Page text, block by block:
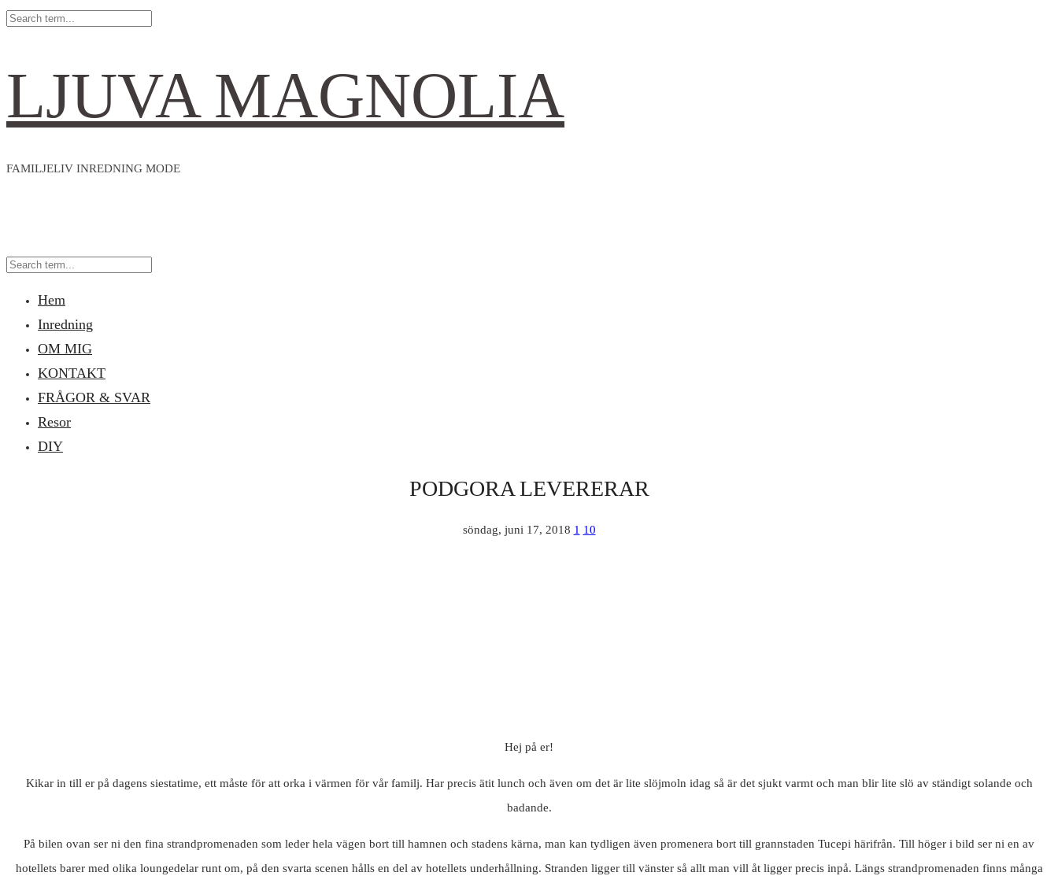
LJUVA MAGNOLIA
FAMILJELIV INREDNING MODE
Hem
Inredning
OM MIG
KONTAKT
FRÅGOR & SVAR
Resor
DIY
PODGORA LEVERERAR
söndag, juni 17, 2018 1 10
Hej på er!
Kikar in till er på dagens siestatime, ett måste för att orka i värmen för vår familj. Har precis ätit lunch och även om det är lite slöjmoln idag så är det sjukt varmt och man blir lite slö av ständigt solande och
badande.
På bilen ovan ser ni den fina strandpromenaden som leder hela vägen bort till hamnen och stadens kärna, man kan tydligen även promenera bort till grannstaden Tucepi härifrån. Till höger i bild ser ni en av
hotellets barer med olika loungedelar runt om, på den svarta scenen hålls en del av hotellets underhållning. Stranden ligger till vänster så allt man vill åt ligger precis inpå. Längs strandpromenaden finns många